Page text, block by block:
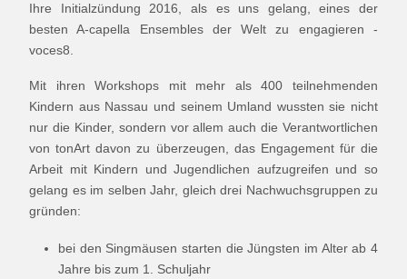
Ihre Initialzündung 2016, als es uns gelang, eines der
besten A-capella Ensembles der Welt zu engagieren -
voces8.
Mit ihren Workshops mit mehr als 400 teilnehmenden
Kindern aus Nassau und seinem Umland wussten sie nicht
nur die Kinder, sondern vor allem auch die Verantwortlichen
von tonArt davon zu überzeugen, das Engagement für die
Arbeit mit Kindern und Jugendlichen aufzugreifen und so
gelang es im selben Jahr, gleich drei Nachwuchsgruppen zu
gründen:
bei den Singmäusen starten die Jüngsten im Alter ab 4
Jahre bis zum 1. Schuljahr